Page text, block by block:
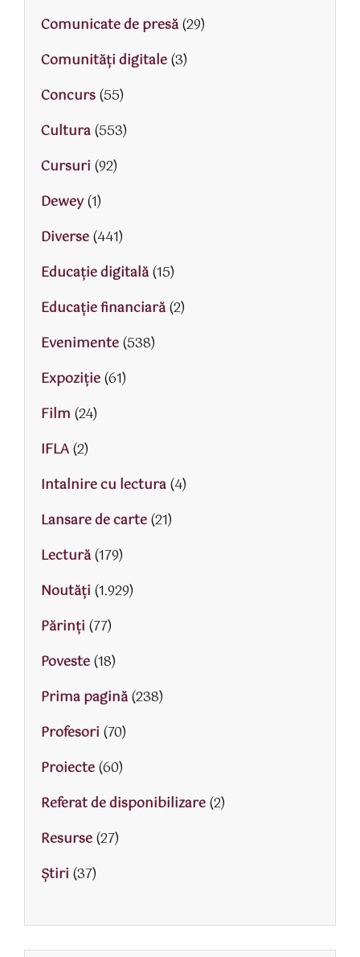
Comunicate de presă(29)
Comunități digitale(3)
Concurs(55)
Cultura(553)
Cursuri (92)
Dewey(1)
Diverse(441)
Educaţie digitală(15)
Educaţie financiară(2)
Evenimente(538)
Expoziție(61)
Film (24)
IFLA(2)
Intalnire cu lectura(4)
Lansare de carte(21)
Lectură(179)
Noutăți (1.929)
Părinţi (77)
Poveste(18)
Prima pagină(238)
Profesori (70)
Proiecte(60)
Referat de disponibilizare(2)
Resurse(27)
Știri (37)